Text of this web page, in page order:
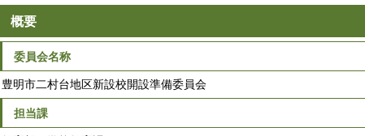
概要
委員会名称
豊明市二村台地区新設校開設準備委員会
担当課